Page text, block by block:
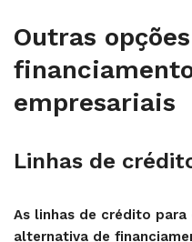
Outras
empresariais
Linhas de
As linhas de crédito
alternativa de